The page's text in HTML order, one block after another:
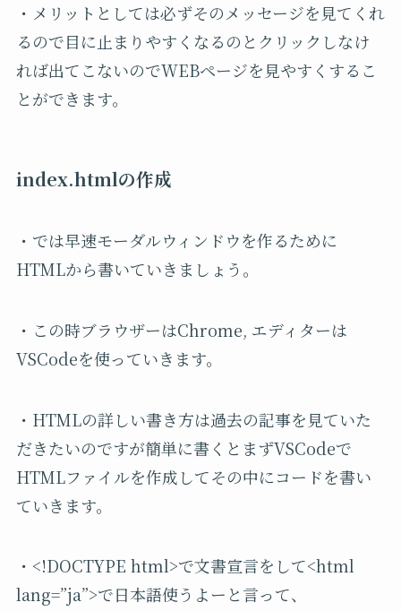
・メリットとしては必ずそのメッセージを見てくれ
るので目に止まりやすくなるのとクリックしなけ
れば出てこないのでWEBページを見やすくするこ
とができます。
index.htmlの作成
・では早速モーダルウィンドウを作るために
HTMLから書いていきましょう。
・この時ブラウザーはChrome, エディターは
VSCodeを使っていきます。
・HTMLの詳しい書き方は過去の記事を見ていた
だきたいのですが簡単に書くとまずVSCodeで
HTMLファイルを作成してその中にコードを書い
ていきます。
・<!DOCTYPE html>で文書宣言をして<html
lang=”ja”>で日本語使うよーと言って、